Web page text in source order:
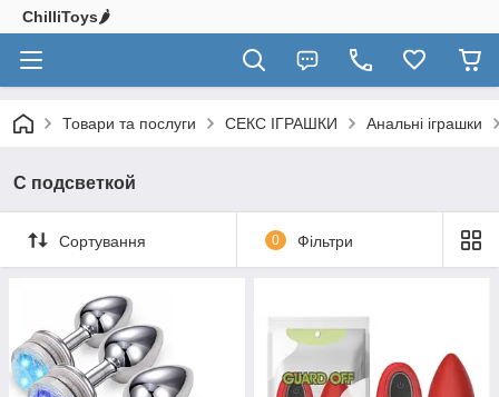
ChilliToys🌶️
Товари та послуги СЕКС ІГРАШКИ Анальні іграшки
С подсветкой
Сортування 0 Фільтри